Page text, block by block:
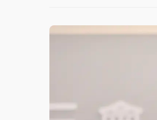
中颱白海豚風雨來
白海豚逼近！北市